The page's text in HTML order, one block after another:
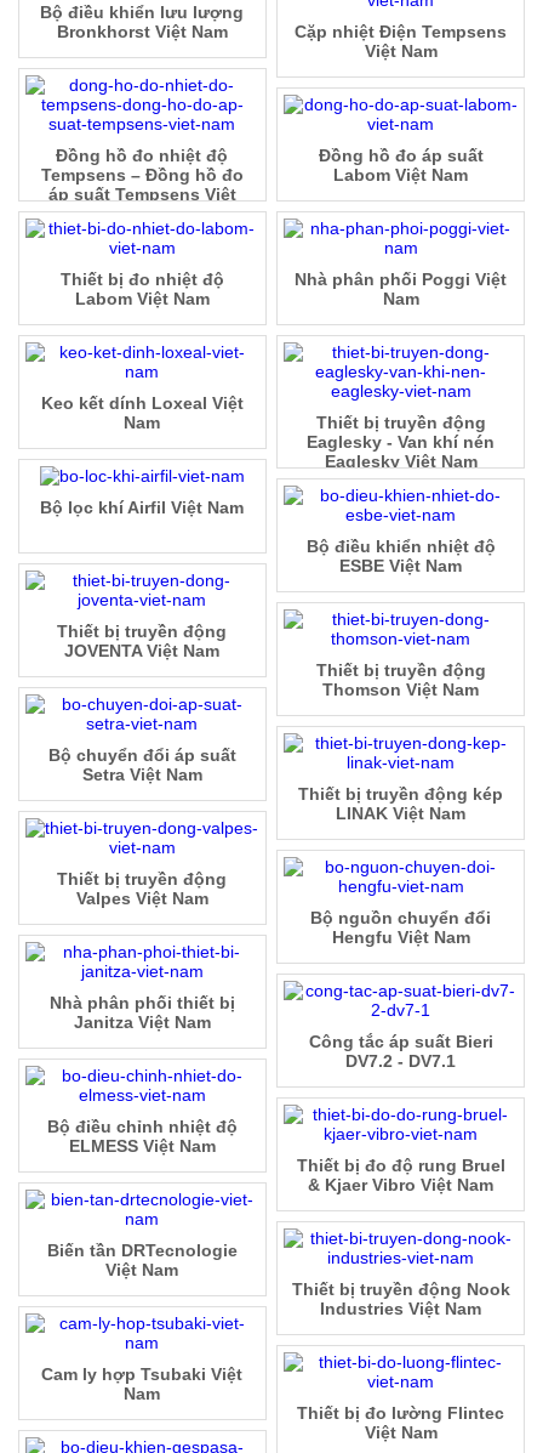
Bộ điều khiển lưu lượng
Bronkhorst Việt Nam
Cặp nhiệt Điện Tempsens
Việt Nam
Đồng hồ đo nhiệt độ
Tempsens – Đồng hồ đo
áp suất Tempsens Việt
Nam
Đồng hồ đo áp suất
Labom Việt Nam
Thiết bị đo nhiệt độ
Labom Việt Nam
Nhà phân phối Poggi Việt
Nam
Keo kết dính Loxeal Việt
Nam
Thiết bị truyền động
Eaglesky - Van khí nén
Eaglesky Việt Nam
Bộ lọc khí Airfil Việt Nam
Bộ điều khiển nhiệt độ
ESBE Việt Nam
Thiết bị truyền động
JOVENTA Việt Nam
Thiết bị truyền động
Thomson Việt Nam
Bộ chuyển đổi áp suất
Setra Việt Nam
Thiết bị truyền động kép
LINAK Việt Nam
Thiết bị truyền động
Valpes Việt Nam
Bộ nguồn chuyển đổi
Hengfu Việt Nam
Nhà phân phối thiết bị
Janitza Việt Nam
Công tắc áp suất Bieri
DV7.2 - DV7.1
Bộ điều chỉnh nhiệt độ
ELMESS Việt Nam
Thiết bị đo độ rung Bruel
& Kjaer Vibro Việt Nam
Biến tần DRTecnologie
Việt Nam
Thiết bị truyền động Nook
Industries Việt Nam
Cam ly hợp Tsubaki Việt
Nam
Thiết bị đo lường Flintec
Việt Nam